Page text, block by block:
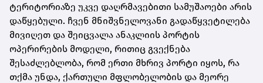
ტერიტორიაზე უკვე დაღრმავებითი სამუშაოები არის
დაწყებული. ჩვენ მნიშვნელოვანი გადაწყვეტილება
მივიღეთ და შეიცვალა ანაკლიის პორტის
ოპერირების მოდელი, რითიც გვექნება
შესაძლებლობა, რომ ერთი მხრივ პორტი იყოს, რა
თქმა უნდა, ქართული მფლობელობის და მეორე